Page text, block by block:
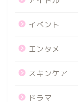
イベント
エンタメ
スキンケア
ドラマ